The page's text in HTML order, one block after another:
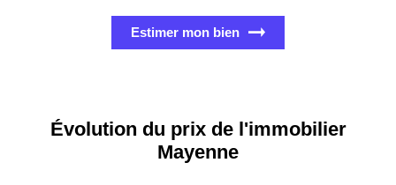
Estimer mon bien
Évolution du prix de l'immobilier
Mayenne